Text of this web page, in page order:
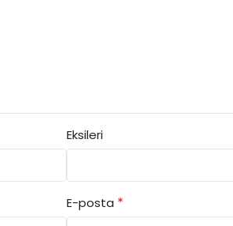
Eksileri
E-posta *